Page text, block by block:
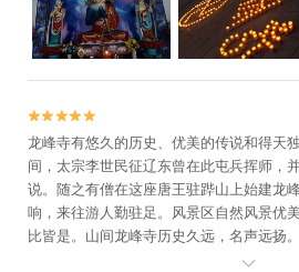


龙峰寺有悠久的历史、优美的传说和得天
间，太宗李世民征辽东曾在此屯兵挥师，
说。随之有僧在这座唐王驻跸山上始建龙
响，来往游人勤驻足。风景区自然风景优
比皆是。山间龙峰寺历史久远，名声远扬
佳胜之处，四季景色美不胜收，民间传说
